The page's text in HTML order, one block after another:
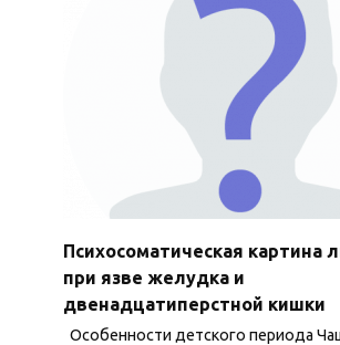
Психосоматическая картина
при язве желудка и
двенадцатиперстной кишки
Особенности детского периода